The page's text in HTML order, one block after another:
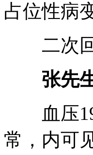
占位性病
二次回
张先生
血压
常，内可